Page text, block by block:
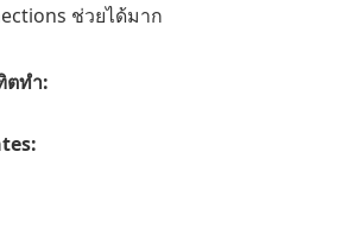
ช่วยได้มาก
ทำ: